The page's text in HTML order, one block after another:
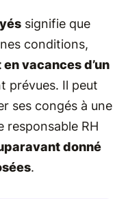
signifie que
conditions,
vacances d’un
prévues. Il peut
ses congés à une
responsable RH
donné
.